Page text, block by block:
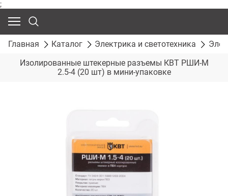
;
Главная Каталог Электрика и светотехника
Изолированные штекерные разъемы КВТ РШИ-М
2.5-4 (20 шт) в мини-упаковке